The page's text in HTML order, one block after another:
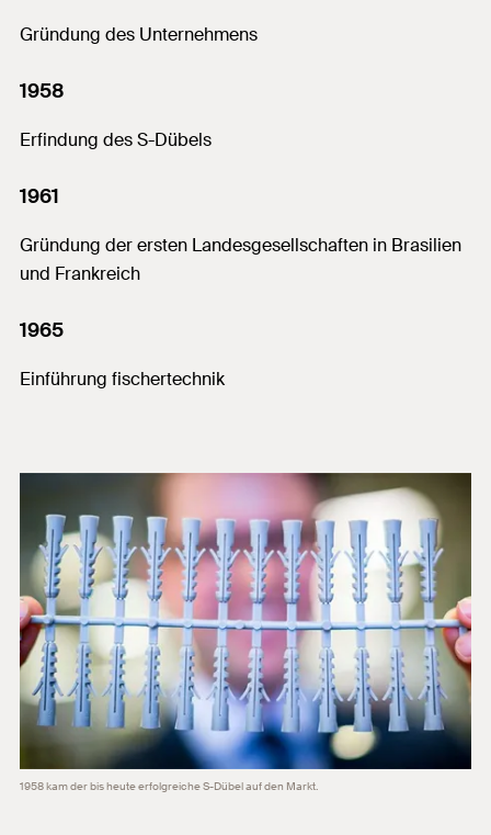
Gründung des Unternehmens
1958
Erfindung des S-Dübels
1961
Gründung der ersten Landesgesellschaften in Brasilien
und Frankreich
1965
Einführung fischertechnik
1958 kam der bis heute erfolgreiche S-Dübel auf den Markt.